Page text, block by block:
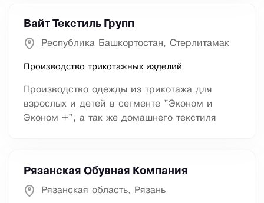
Вайт Текстиль Групп
Республика Башкортостан, Стерлитамак
Производство трикотажных изделий
Производство одежды из трикотажа для
взрослых и детей в сегменте "Эконом и
Эконом +", а так же домашнего текстиля
Рязанская Обувная Компания
Рязанская область, Рязань